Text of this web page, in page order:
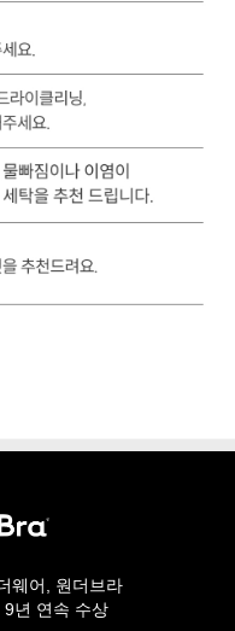
웨어, 원더브라
9년 연속 수상